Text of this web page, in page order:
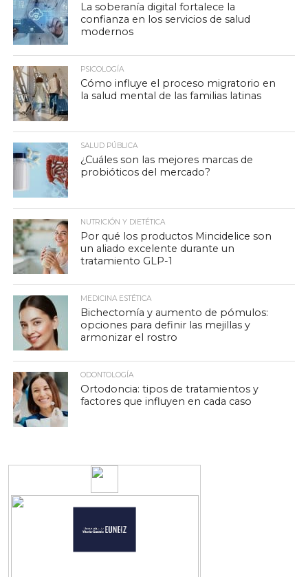
La soberanía digital fortalece la
confianza en los servicios de salud
modernos
PSICOLOGÍA
Cómo influye el proceso migratorio en
la salud mental de las familias latinas
SALUD PÚBLICA
¿Cuáles son las mejores marcas de
probióticos del mercado?
NUTRICIÓN Y DIETÉTICA
Por qué los productos Mincidelice son
un aliado excelente durante un
tratamiento GLP-1
MEDICINA ESTÉTICA
Bichectomía y aumento de pómulos:
opciones para definir las mejillas y
armonizar el rostro
ODONTOLOGÍA
Ortodoncia: tipos de tratamientos y
factores que influyen en cada caso